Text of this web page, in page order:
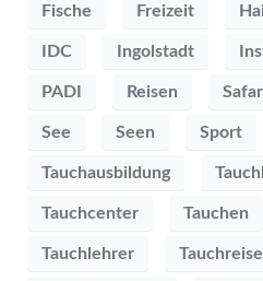
Fische Freizeit Hai
IDC Ingolstadt
PADI Reisen
See Seen Sport
Tauchausbildung
Tauchcenter Tauchen
Tauchlehrer